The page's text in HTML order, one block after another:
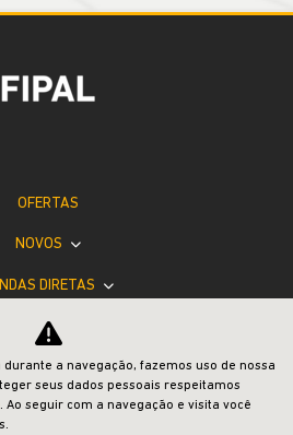
T270 4X2 2027
JEEP POWER
PESSOA FÍSICA
R$ 124.990,00
a navegação, fazemos uso de nossa
seus dados pessoais respeitamos
. Ao seguir com a navegação e visita você